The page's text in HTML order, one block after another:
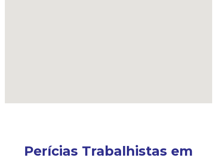
Perícias Trabalhistas em